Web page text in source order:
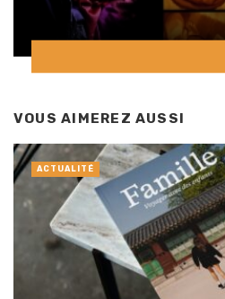
VOUS AIMEREZ AUSSI
ACTUALITÉ